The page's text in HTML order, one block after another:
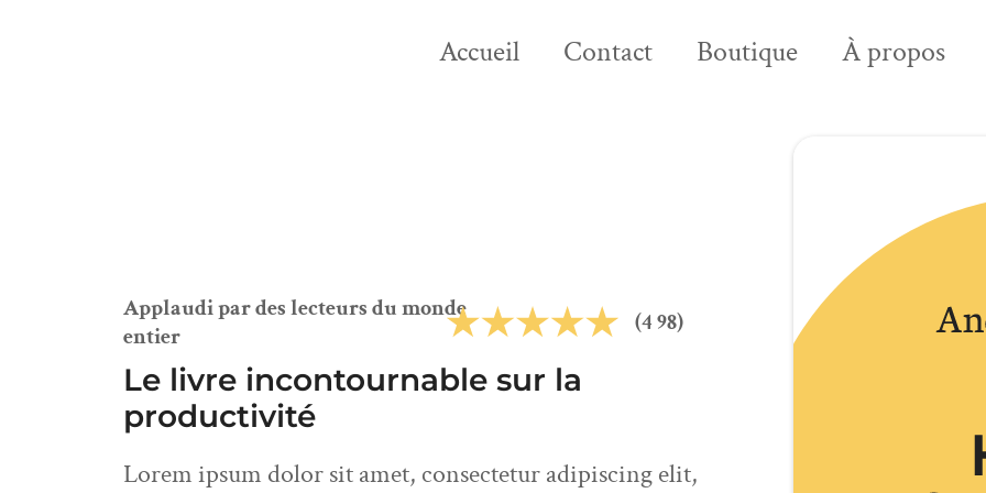
Accueil Contact Boutique À propos
Applaudi par des lecteurs du monde
entier
(4 98)
Le livre incontournable sur la
productivité
Lorem ipsum dolor sit amet, consectetur adipiscing elit,